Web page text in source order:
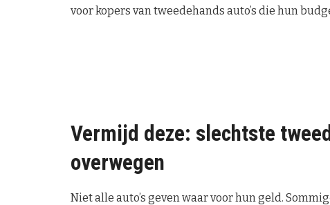
voor kopers van tweedehands auto’s die hun
Vermijd deze: slechtste
overwegen
Niet alle auto’s geven waar voor hun geld.